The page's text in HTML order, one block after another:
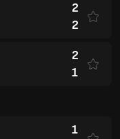
2
2
2
1
1